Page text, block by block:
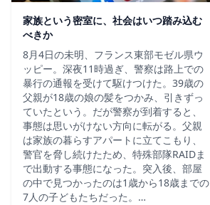
家族という密室に、社会はいつ踏み込む
べきか
8月4日の未明、フランス東部モゼル県ウ
ッピー。深夜11時過ぎ、警察は路上での
暴行の通報を受けて駆けつけた。39歳の
父親が18歳の娘の髪をつかみ、引きずっ
ていたという。だが警察が到着すると、
事態は思いがけない方向に転がる。父親
は家族の暮らすアパートに立てこもり、
警官を脅し続けたため、特殊部隊RAIDま
で出動する事態になった。突入後、部屋
の中で見つかったのは1歳から18歳までの
7人の子どもたちだった。…